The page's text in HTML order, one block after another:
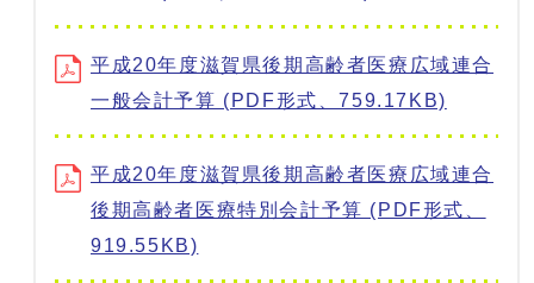
平成20年度滋賀県後期高齢者医療広域連合
一般会計予算 (PDF形式、759.17KB)
平成20年度滋賀県後期高齢者医療広域連合
後期高齢者医療特別会計予算 (PDF形式、
919.55KB)